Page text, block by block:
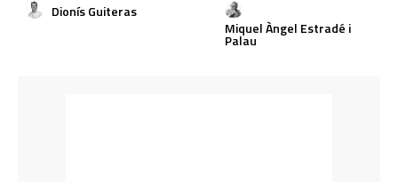
Dionís Guiteras
Miquel Àngel Estradé i
Palau